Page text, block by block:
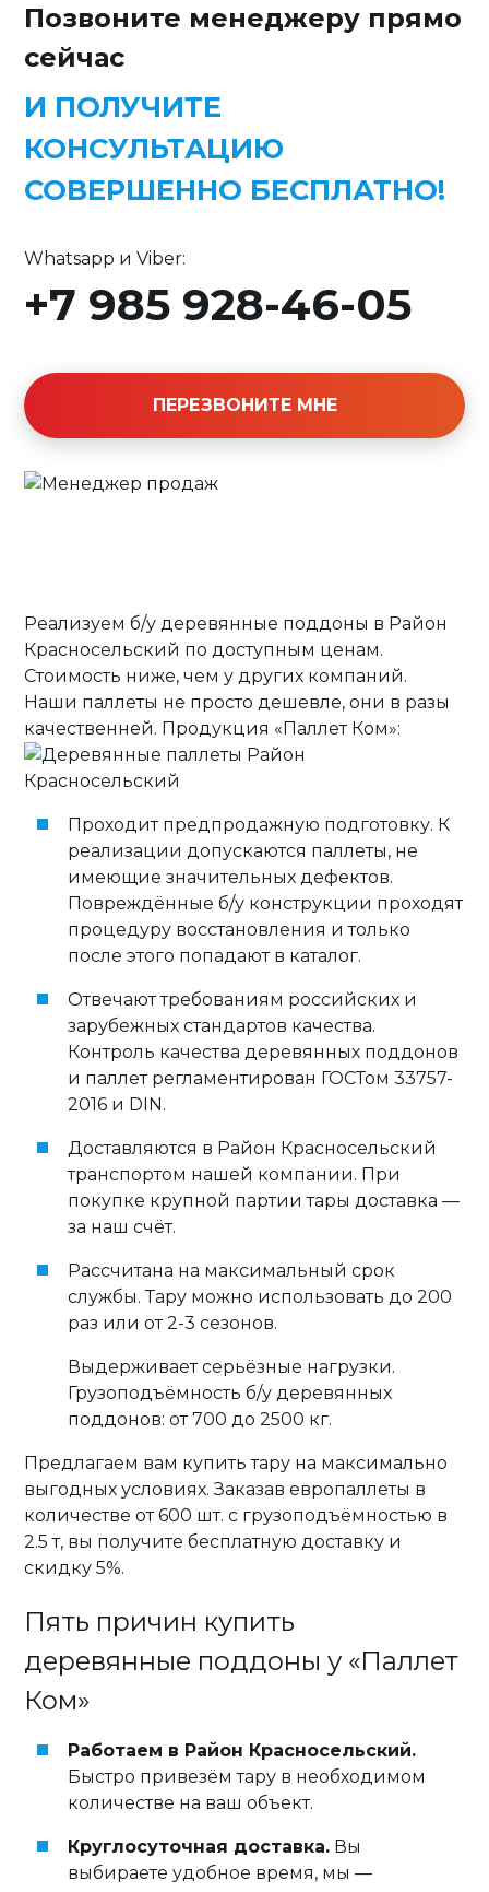
Позвоните менеджеру прямо
сейчас
И ПОЛУЧИТЕ
КОНСУЛЬТАЦИЮ
СОВЕРШЕННО БЕСПЛАТНО!
Whatsapp и Viber:
+7 985 928-46-05
ПЕРЕЗВОНИТЕ МНЕ
Реализуем б/у деревянные поддоны в Район
Красносельский по доступным ценам.
Стоимость ниже, чем у других компаний.
Наши паллеты не просто дешевле, они в разы
качественней. Продукция «Паллет Ком»:
Проходит предпродажную подготовку. К
реализации допускаются паллеты, не
имеющие значительных дефектов.
Повреждённые б/у конструкции проходят
процедуру восстановления и только
после этого попадают в каталог.
Отвечают требованиям российских и
зарубежных стандартов качества.
Контроль качества деревянных поддонов
и паллет регламентирован ГОСТом 33757-
2016 и DIN.
Доставляются в Район Красносельский
транспортом нашей компании. При
покупке крупной партии тары доставка —
за наш счёт.
Рассчитана на максимальный срок
службы. Тару можно использовать до 200
раз или от 2-3 сезонов.
Выдерживает серьёзные нагрузки.
Грузоподъёмность б/у деревянных
поддонов: от 700 до 2500 кг.
Предлагаем вам купить тару на максимально
выгодных условиях. Заказав европаллеты в
количестве от 600 шт. с грузоподъёмностью в
2.5 т, вы получите бесплатную доставку и
скидку 5%.
Пять причин купить
деревянные поддоны у «Паллет
Ком»
Работаем в Район Красносельский.
Быстро привезём тару в необходимом
количестве на ваш объект.
Круглосуточная доставка. Вы
выбираете удобное время, мы —